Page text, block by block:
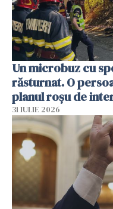
Un microbuz cu
răsturnat. O
planul roșu de
31 IULIE 2026